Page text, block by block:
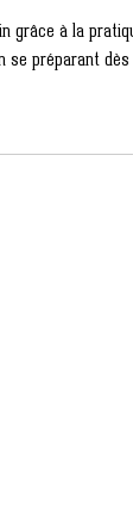
grâce à la
se préparant dès